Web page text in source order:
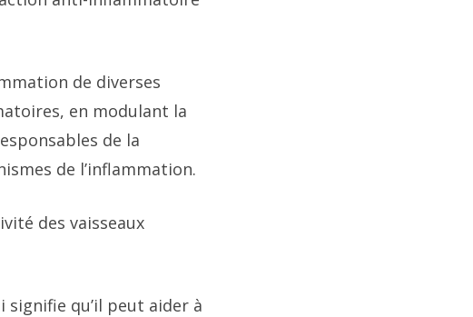
de diverses
en modulant la
de la
de l’inflammation.
des vaisseaux
qu’il peut aider à